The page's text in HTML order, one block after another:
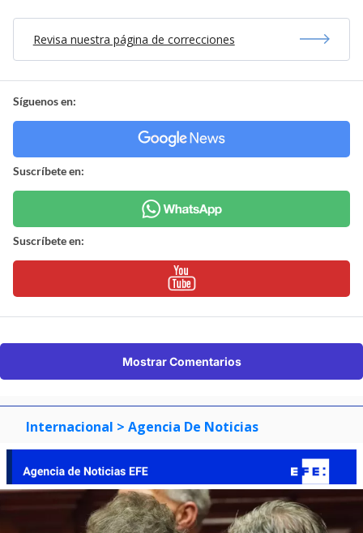
Revisa nuestra página de correcciones
Síguenos en:
Suscríbete en:
Suscríbete en:
Mostrar Comentarios
Internacional > Agencia De Noticias